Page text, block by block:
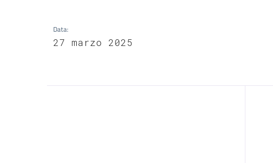
Data:
27 marzo 2025